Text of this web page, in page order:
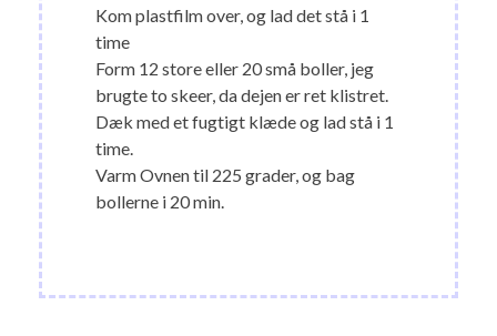
Kom plastfilm over, og lad det stå i 1
time
Form 12 store eller 20 små boller, jeg
brugte to skeer, da dejen er ret klistret.
Dæk med et fugtigt klæde og lad stå i 1
time.
Varm Ovnen til 225 grader, og bag
bollerne i 20 min.